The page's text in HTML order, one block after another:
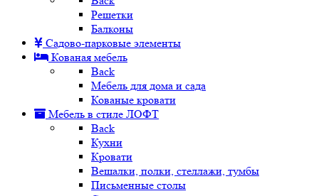
Решетки
Балконы
Садово-парковые элементы
Кованая мебель
Back
Мебель для дома и сада
Кованые кровати
Мебель в стиле ЛОФТ
Back
Кухни
Кровати
Вешалки, полки, стеллажи, тумбы
Письменные столы